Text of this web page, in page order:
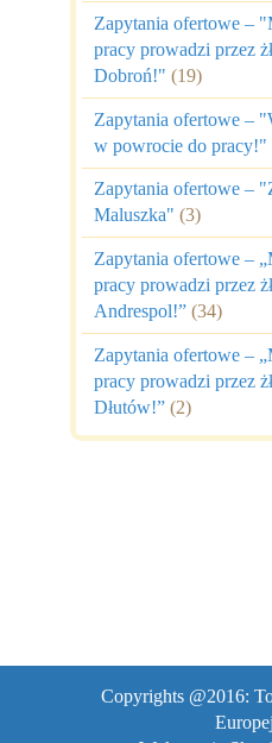
Zapytania ofertowe –
pracy prowadzi przez
Dobroń!" (19)
Zapytania ofertowe –
w powrocie do pracy!"
Zapytania ofertowe –
Maluszka" (3)
Zapytania ofertowe –
pracy prowadzi przez
Andrespol!” (34)
Zapytania ofertowe –
pracy prowadzi przez
Dłutów!” (2)
Copyrights @2016: